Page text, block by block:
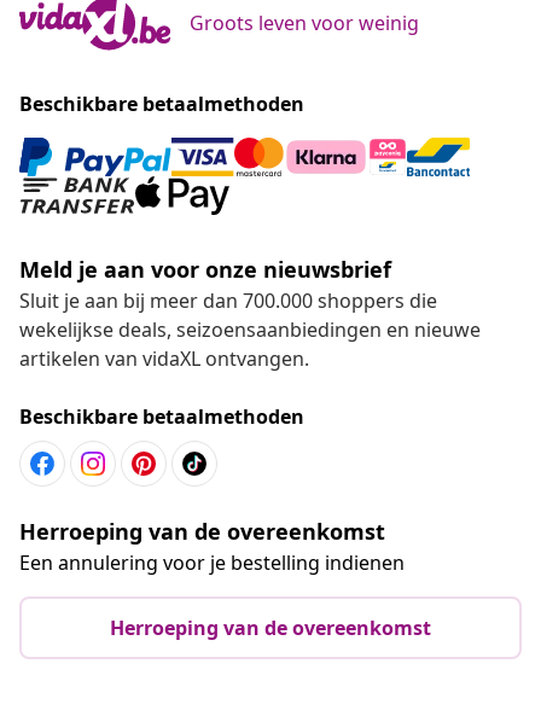
Groots leven voor weinig
Beschikbare betaalmethoden
Meld je aan voor onze nieuwsbrief
Sluit je aan bij meer dan 700.000 shoppers die
wekelijkse deals, seizoensaanbiedingen en nieuwe
artikelen van vidaXL ontvangen.
Beschikbare betaalmethoden
Herroeping van de overeenkomst
Een annulering voor je bestelling indienen
Herroeping van de overeenkomst